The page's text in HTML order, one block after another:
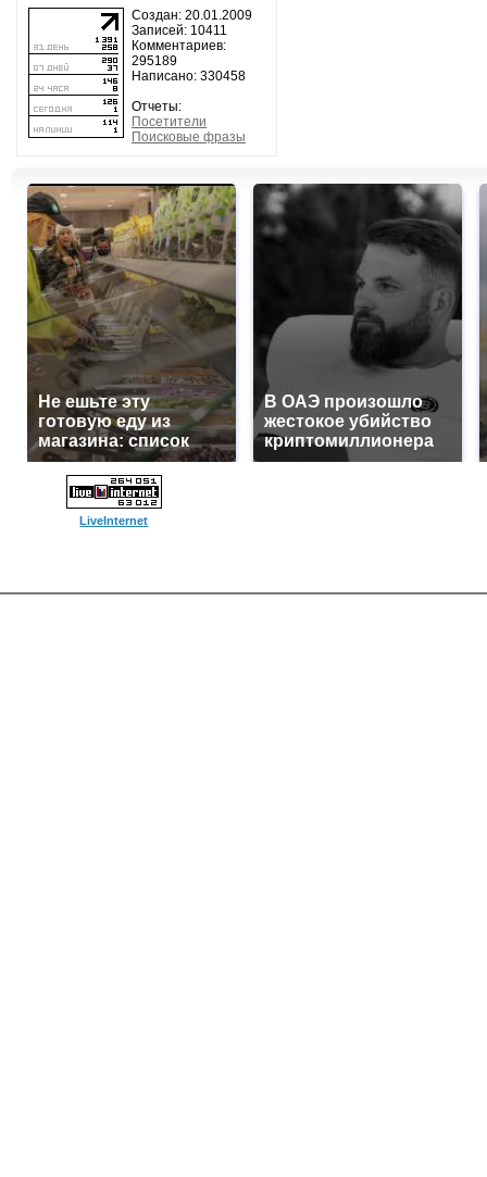
Создан: 20.01.2009
Записей: 10411
Комментариев:
295189
Написано: 330458
Отчеты:
Посетители
Поисковые фразы
Не ешьте эту
готовую еду из
магазина: список
В ОАЭ произошло
жестокое убийство
криптомиллионера
LiveInternet